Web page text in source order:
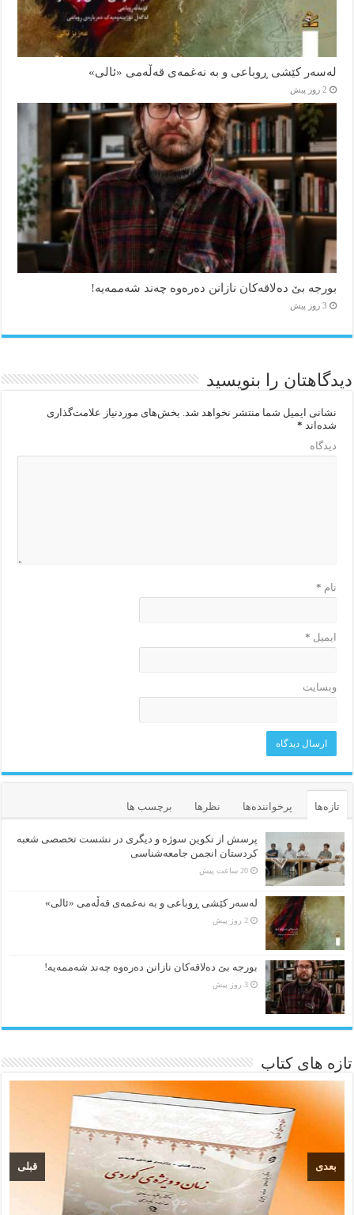
لەسەر کێشی ڕوباعی و به نەغمەی قەڵەمی «ئالی»
2 روز پیش
بورجە بێ دەلاقەکان نازانن دەرەوە چەند شەممەیە!
3 روز پیش
دیدگاهتان را بنویسید
نشانی ایمیل شما منتشر نخواهد شد. بخش‌های موردنیاز علامت‌گذاری
شده‌اند *
دیدگاه
نام *
ایمیل *
وبسایت
تازه‌ها پرخواننده‌ها نظرها برچسب ها
پرسش از تکوین سوژه و دیگری در نشست تخصصی شعبه
کردستان انجمن جامعه‌شناسی
20 ساعت پیش
لەسەر کێشی ڕوباعی و به نەغمەی قەڵەمی «ئالی»
2 روز پیش
بورجە بێ دەلاقەکان نازانن دەرەوە چەند شەممەیە!
3 روز پیش
تازه های کتاب
قبلی بعدی